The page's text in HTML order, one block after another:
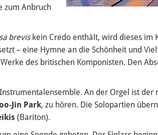
zum Anbruch
breviskein Credo enthält, wird dieses im
– eine Hymne an die Schönheit und
des britischen Komponisten. Den
An der Orgel ist der
Jin Park, zu hören. Die Solopartien
(Bariton).